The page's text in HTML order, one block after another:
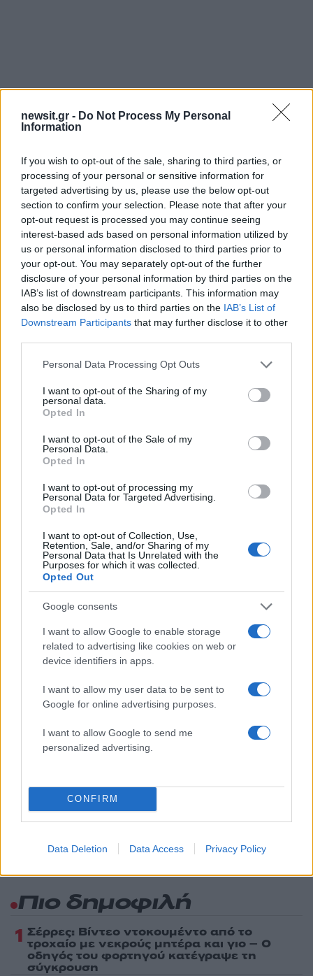
newsit.gr - Do Not Process My Personal
Information
If you wish to opt-out of the sale, sharing to third parties, or
processing of your personal or sensitive information for
targeted advertising by us, please use the below opt-out
section to confirm your selection. Please note that after your
opt-out request is processed you may continue seeing
interest-based ads based on personal information utilized by
us or personal information disclosed to third parties prior to
your opt-out. You may separately opt-out of the further
disclosure of your personal information by third parties on the
IAB’s list of downstream participants. This information may
also be disclosed by us to third parties on the IAB’s List of
Downstream Participants that may further disclose it to other
Please note that this website/app uses one or more Google
not limited to your visit or usage behaviour. You may click to
grant or deny consent to Google and its third-party tags to
use your data for below specified purposes in below Google
consent section.
Personal Data Processing Opt Outs
I want to opt-out of the Sharing of my
personal data.
Opted In
I want to opt-out of the Sale of my
Personal Data.
Opted In
I want to opt-out of processing my
Personal Data for Targeted Advertising.
Opted In
I want to opt-out of Collection, Use,
Retention, Sale, and/or Sharing of my
Personal Data that Is Unrelated with the
Purposes for which it was collected.
Opted Out
Google consents
I want to allow Google to enable storage
related to advertising like cookies on web or
device identifiers in apps.
I want to allow my user data to be sent to
Google for online advertising purposes.
I want to allow Google to send me
personalized advertising.
CONFIRM
Data Deletion Data Access Privacy Policy
Σχόλια
Σχολίασε εδώ
2000 /2000
Υποβολή σχολίου
Πολιτική
ΓΙΩΡΓΟΣ ΤΣΙΠΡΑΣ
Share:
Ακολουθήστε το Νewsit.gr στοGoogle Newsκαι
ενημερωθείτε πρώτοι για όλη την ειδησεογραφία και τα
τελευταία νέατης ημέρας
Marfin: «Δεν υπάρχει
ταυτοποίηση» λέει ο
δικηγόρος της 46χρονης –
εξέταση του 2022 για την
ίδια υπόθεση
Το 5ο πακέτο βίντεο
φωτογραφιών με UFO
το Πεντάγωνο - Το
σφαίρες»
Πιο δημοφιλή
1 Σέρρες: Βίντεο ντοκουμέντο από το
τροχαίο με νεκρούς μητέρα και γιο – Ο
οδηγός του φορτηγού κατέγραψε τη
σύγκρουση